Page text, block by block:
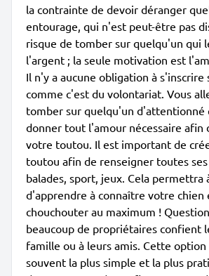
la contrainte de devoir déranger
entourage, qui n'est peut-être pas
risque de tomber sur quelqu'un qui
l'argent ; la seule motivation est
Il n'y a aucune obligation à s'inscrire
comme c'est du volontariat. Vous
tomber sur quelqu'un d'attentionné
donner tout l'amour nécessaire afin
votre toutou. Il est important de
toutou afin de renseigner toutes
balades, sport, jeux. Cela
d'apprendre à connaître votre chien
chouchouter au maximum !
beaucoup de propriétaires confient
famille ou à leurs amis. Cette
souvent la plus simple et la plus